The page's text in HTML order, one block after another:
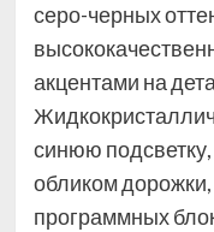
серо-черных
акцентами на
синюю
обликом
программных